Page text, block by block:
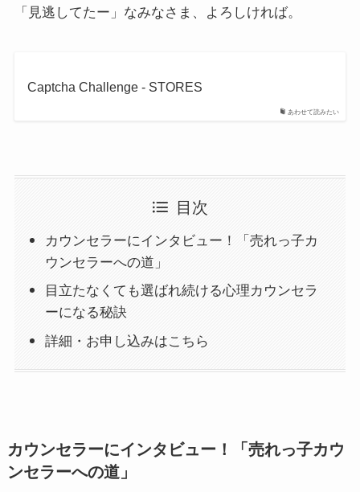
「見逃してたー」なみなさま、よろしければ。
あわせて読みたい
Captcha Challenge - STORES
目次
カウンセラーにインタビュー！「売れっ子カ
ウンセラーへの道」
目立たなくても選ばれ続ける心理カウンセラ
ーになる秘訣
詳細・お申し込みはこちら
カウンセラーにインタビュー！「売れっ子カウ
ンセラーへの道」